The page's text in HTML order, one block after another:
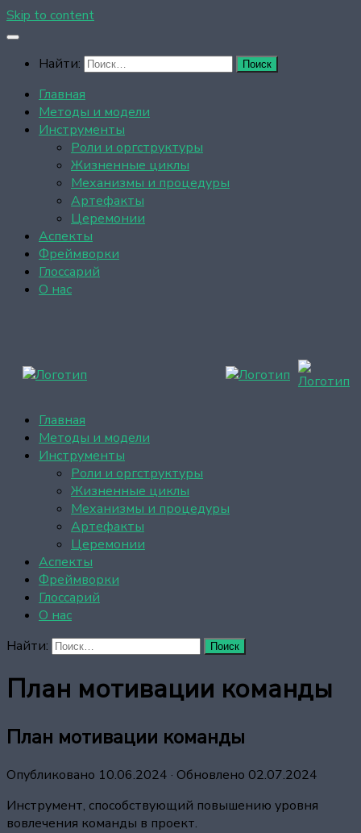
Skip to content
Найти:
Главная
Методы и модели
Инструменты
Роли и оргструктуры
Жизненные циклы
Механизмы и процедуры
Артефакты
Церемонии
Аспекты
Фреймворки
Глоссарий
О нас
Найти:
Главная
Методы и модели
Инструменты
Роли и оргструктуры
Жизненные циклы
Механизмы и процедуры
Артефакты
Церемонии
Аспекты
Фреймворки
Глоссарий
О нас
План мотивации команды
План мотивации команды
Опубликовано 10.06.2024 · Обновлено 02.07.2024
Инструмент, способствующий повышению уровня
вовлечения команды в проект.